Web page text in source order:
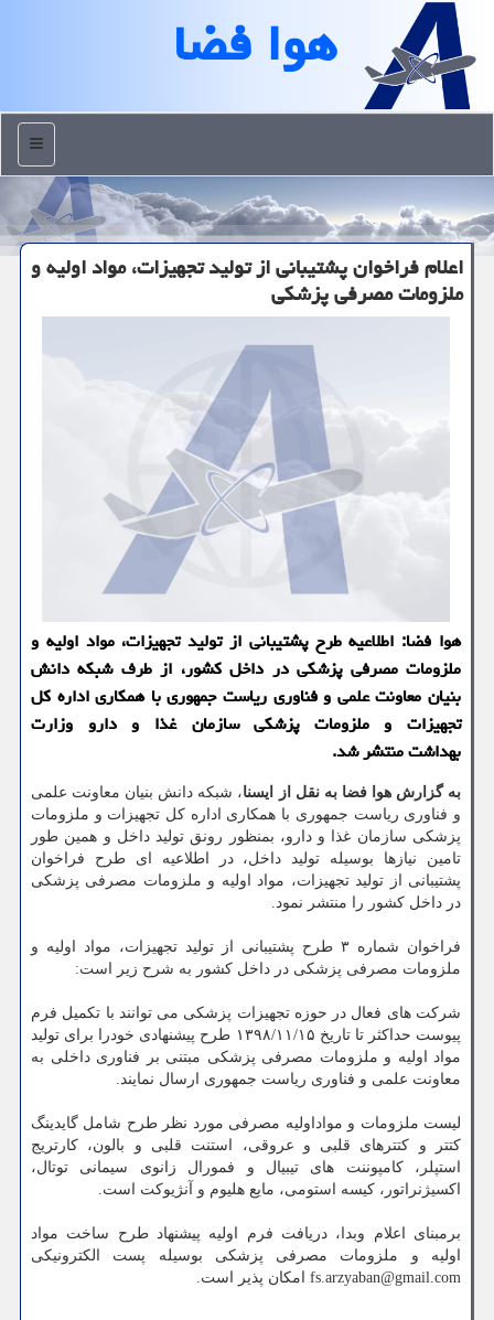
هوا فضا
منو
اعلام فراخوان پشتیبانی از تولید تجهیزات، مواد اولیه و
ملزومات مصرفی پزشكی
هوا فضا: اطلاعیه طرح پشتیبانی از تولید تجهیزات، مواد اولیه و
ملزومات مصرفی پزشكی در داخل كشور، از طرف شبكه دانش
بنیان معاونت علمی و فناوری ریاست جمهوری با همكاری اداره كل
تجهیزات و ملزومات پزشكی سازمان غذا و دارو وزارت
بهداشت منتشر شد.
به گزارش هوا فضا به نقل از ایسنا، شبكه دانش بنیان معاونت علمی
و فناوری ریاست جمهوری با همكاری اداره كل تجهیزات و ملزومات
پزشكی سازمان غذا و دارو، بمنظور رونق تولید داخل و همین طور
تامین نیازها بوسیله تولید داخل، در اطلاعیه ای طرح فراخوان
پشتیبانی از تولید تجهیزات، مواد اولیه و ملزومات مصرفی پزشكی
در داخل كشور را منتشر نمود.
فراخوان شماره ۳ طرح پشتیبانی از تولید تجهیزات، مواد اولیه و
ملزومات مصرفی پزشكی در داخل كشور به شرح زیر است:
شركت های فعال در حوزه تجهیزات پزشكی می توانند با تكمیل فرم
پیوست حداكثر تا تاریخ ۱۳۹۸/۱۱/۱۵ طرح پیشنهادی خودرا برای تولید
مواد اولیه و ملزومات مصرفی پزشكی مبتنی بر فناوری داخلی به
معاونت علمی و فناوری ریاست جمهوری ارسال نمایند.
لیست ملزومات و مواداولیه مصرفی مورد نظر طرح شامل گایدینگ
كتتر و كتترهای قلبی و عروقی، استنت قلبی و بالون، كارتریج
استپلر، كامپوننت های تیبیال و فمورال زانوی سیمانی توتال،
اكسیژنراتور، كیسه استومی، مایع هلیوم و آنژیوكت است.
برمبنای اعلام وبدا، دریافت فرم اولیه پیشنهاد طرح ساخت مواد
اولیه و ملزومات مصرفی پزشكی بوسیله پست الكترونیكی
fs.arzyaban@gmail.com امكان پذیر است.